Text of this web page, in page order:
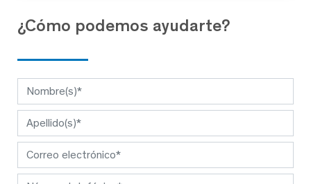
¿Cómo podemos ayudarte?